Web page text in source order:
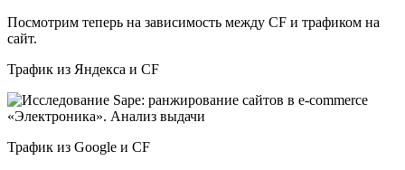
Посмотрим теперь на зависимость между CF и трафиком на
сайт.
Трафик из Яндекса и CF
Трафик из Google и CF